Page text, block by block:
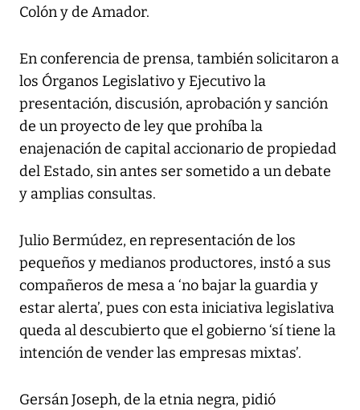
Colón y de Amador.
En conferencia de prensa, también solicitaron a
los Órganos Legislativo y Ejecutivo la
presentación, discusión, aprobación y sanción
de un proyecto de ley que prohíba la
enajenación de capital accionario de propiedad
del Estado, sin antes ser sometido a un debate
y amplias consultas.
Julio Bermúdez, en representación de los
pequeños y medianos productores, instó a sus
compañeros de mesa a ‘no bajar la guardia y
estar alerta’, pues con esta iniciativa legislativa
queda al descubierto que el gobierno ‘sí tiene la
intención de vender las empresas mixtas’.
Gersán Joseph, de la etnia negra, pidió